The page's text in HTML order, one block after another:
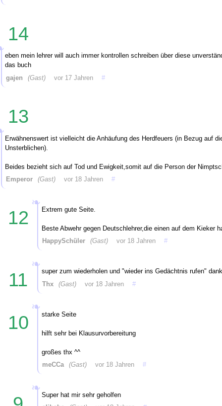
14
eben mein lehrer will auch immer kontrollen schreiben über diese
das buch
gajen
(Gast) vor 17 Jahren #
13
Erwähnenswert ist vielleicht die Anhäufung des Herdfeuers (in Bezug auf
Unsterblichen).
Beides bezieht sich auf Tod und Ewigkeit,somit auf die Person der
Emperor
(Gast) vor 18 Jahren #
12 Extrem gute Seite.
Beste Abwehr gegen Deutschlehrer,die einen auf dem Kieker
HappySchüler
(Gast) vor 18 Jahren #
11
super zum wiederholen und "wieder ins Gedächtnis rufen"
Thx
(Gast) vor 18 Jahren #
10 starke Seite
hilft sehr bei Klausurvorbereitung
großes thx ^^
meCCa
(Gast) vor 18 Jahren #
Super hat mir sehr geholfen